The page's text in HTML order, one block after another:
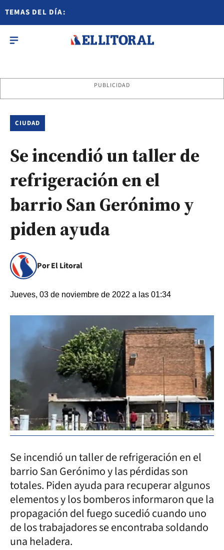
TEMAS DEL DÍA:
PUBLICIDAD
CIUDAD
Se incendió un taller de
refrigeración en el
barrio San Gerónimo y
piden ayuda
Por El Litoral
Jueves, 03 de noviembre de 2022 a las 01:34
Se incendió un taller de refrigeración en el
barrio San Gerónimo y las pérdidas son
totales. Piden ayuda para recuperar algunos
elementos y los bomberos informaron que la
propagación del fuego sucedió cuando uno
de los trabajadores se encontraba soldando
una heladera.